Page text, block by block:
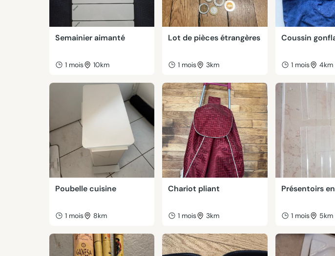
Semainier aimanté
1 mois 10km
Lot de pièces étrangères
1 mois 3km
Coussin
1 mois 4km
Poubelle cuisine
1 mois 8km
Chariot pliant
1 mois 3km
Présentoirs
1 mois 5km